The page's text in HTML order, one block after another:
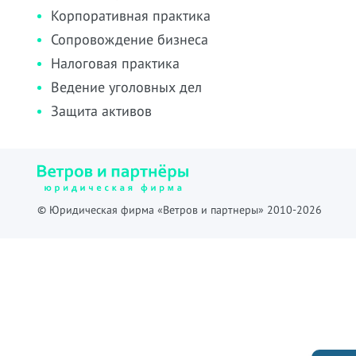
Корпоративная практика
Сопровождение бизнеса
Налоговая практика
Ведение уголовных дел
Защита активов
© Юридическая фирма «Ветров и партнеры» 2010-2026